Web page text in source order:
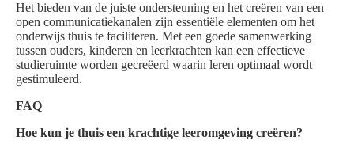
Het bieden van de juiste ondersteuning en het creëren van een
open communicatiekanalen zijn essentiële elementen om het
onderwijs thuis te faciliteren. Met een goede samenwerking
tussen ouders, kinderen en leerkrachten kan een effectieve
studieruimte worden gecreëerd waarin leren optimaal wordt
gestimuleerd.
FAQ
Hoe kun je thuis een krachtige leeromgeving creëren?